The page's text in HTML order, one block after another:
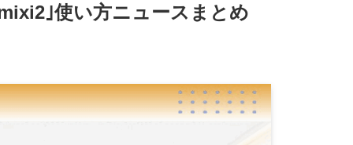
｣使い方ニュースまとめ